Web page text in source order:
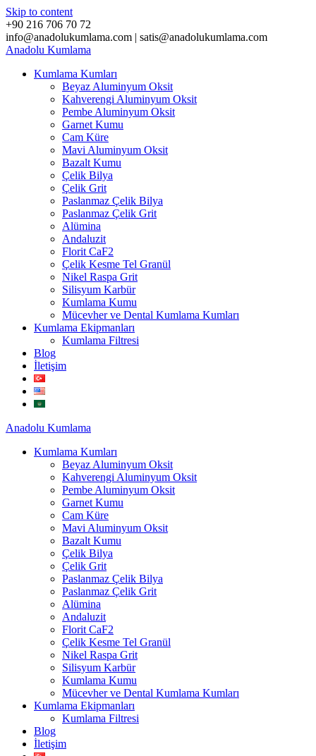
Skip to content
+90 216 706 70 72
info@anadolukumlama.com | satis@anadolukumlama.com
Anadolu Kumlama
Kumlama Kumları
Beyaz Aluminyum Oksit
Kahverengi Aluminyum Oksit
Pembe Aluminyum Oksit
Garnet Kumu
Cam Küre
Mavi Aluminyum Oksit
Bazalt Kumu
Çelik Bilya
Çelik Grit
Paslanmaz Çelik Bilya
Paslanmaz Çelik Grit
Alümina
Andaluzit
Florit CaF2
Çelik Kesme Tel Granül
Nikel Raspa Grit
Silisyum Karbür
Kumlama Kumu
Mücevher ve Dental Kumlama Kumları
Kumlama Ekipmanları
Kumlama Filtresi
Blog
İletişim
Anadolu Kumlama
Kumlama Kumları
Beyaz Aluminyum Oksit
Kahverengi Aluminyum Oksit
Pembe Aluminyum Oksit
Garnet Kumu
Cam Küre
Mavi Aluminyum Oksit
Bazalt Kumu
Çelik Bilya
Çelik Grit
Paslanmaz Çelik Bilya
Paslanmaz Çelik Grit
Alümina
Andaluzit
Florit CaF2
Çelik Kesme Tel Granül
Nikel Raspa Grit
Silisyum Karbür
Kumlama Kumu
Mücevher ve Dental Kumlama Kumları
Kumlama Ekipmanları
Kumlama Filtresi
Blog
İletişim